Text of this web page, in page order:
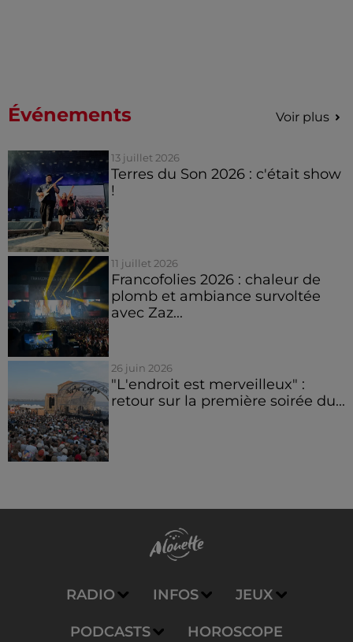
Événements Voir plus
13 juillet 2026
Terres du Son 2026 : c'était show
!
11 juillet 2026
Francofolies 2026 : chaleur de
plomb et ambiance survoltée
avec Zaz...
26 juin 2026
"L'endroit est merveilleux" :
retour sur la première soirée du...
RADIO INFOS JEUX
PODCASTS HOROSCOPE